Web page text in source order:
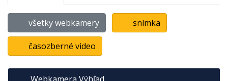
všetky webkamery snímka
časozberné video